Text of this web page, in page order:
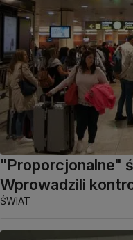
"Proporcjonalne"
Wprowadzili
ŚWIAT